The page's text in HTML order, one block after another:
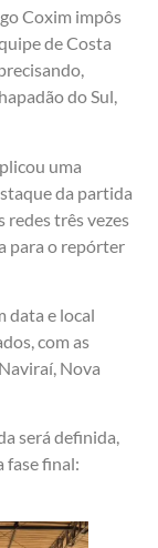
Coxim impôs
de Costa
do Sul,
uma
da partida
redes três vezes
para o repórter
data e local
com as
Nova
será definida,
fase final: